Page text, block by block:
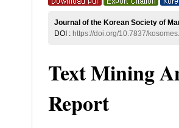
Journal of the Korean Society of
DOI : https://doi.org/10.7837/
Text Mining
Report